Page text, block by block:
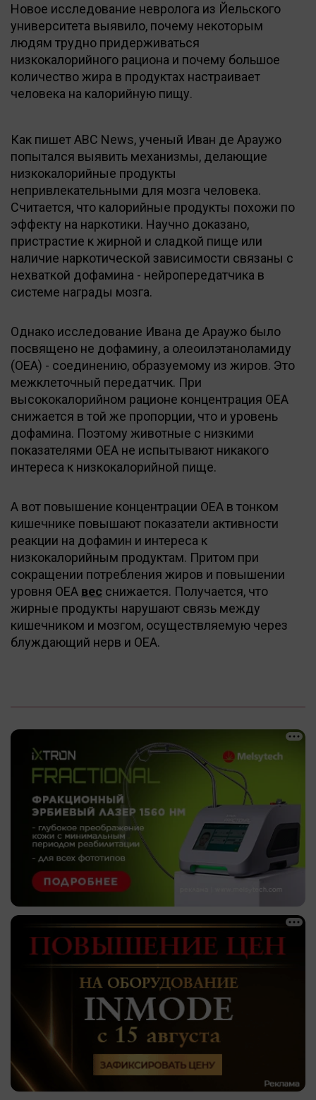
Новое исследование невролога из Йельского
университета выявило, почему некоторым
людям трудно придерживаться
низкокалорийного рациона и почему большое
количество жира в продуктах настраивает
человека на калорийную пищу.
Как пишет ABC News, ученый Иван де Араужо
попытался выявить механизмы, делающие
низкокалорийные продукты
непривлекательными для мозга человека.
Считается, что калорийные продукты похожи по
эффекту на наркотики. Научно доказано,
пристрастие к жирной и сладкой пище или
наличие наркотической зависимости связаны с
нехваткой дофамина - нейропередатчика в
системе награды мозга.
Однако исследование Ивана де Араужо было
посвящено не дофамину, а олеоилэтаноламиду
(OEA) - соединению, образуемому из жиров. Это
межклеточный передатчик. При
высококалорийном рационе концентрация OEA
снижается в той же пропорции, что и уровень
дофамина. Поэтому животные с низкими
показателями OEA не испытывают никакого
интереса к низкокалорийной пище.
А вот повышение концентрации OEA в тонком
кишечнике повышают показатели активности
реакции на дофамин и интереса к
низкокалорийным продуктам. Притом при
сокращении потребления жиров и повышении
уровня OEA вес снижается. Получается, что
жирные продукты нарушают связь между
кишечником и мозгом, осуществляемую через
блуждающий нерв и OEA.